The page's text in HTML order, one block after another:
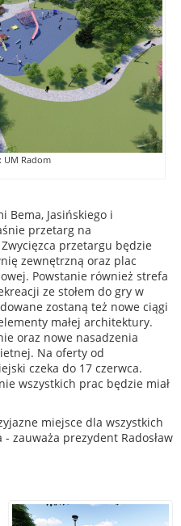
UM Radom
Bema, Jasińskiego i
przetarg na
przetargu będzie
zewnętrzną oraz plac
Powstanie również strefa
ze stołem do gry w
zostaną też nowe ciągi
małej architektury.
oraz nowe nasadzenia
Na oferty od
czeka do 17 czerwca.
wszystkich prac będzie miał
miejsce dla wszystkich
zauważa prezydent Radosław